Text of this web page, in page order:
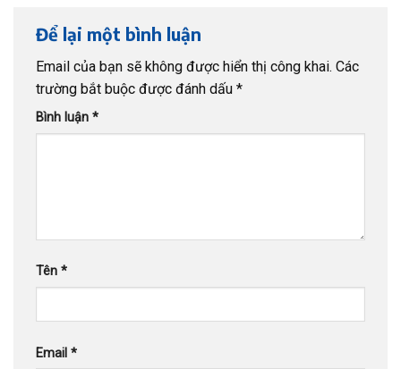
Để lại một bình luận
Email của bạn sẽ không được hiển thị công khai. Các
trường bắt buộc được đánh dấu *
Bình luận *
Tên *
Email *